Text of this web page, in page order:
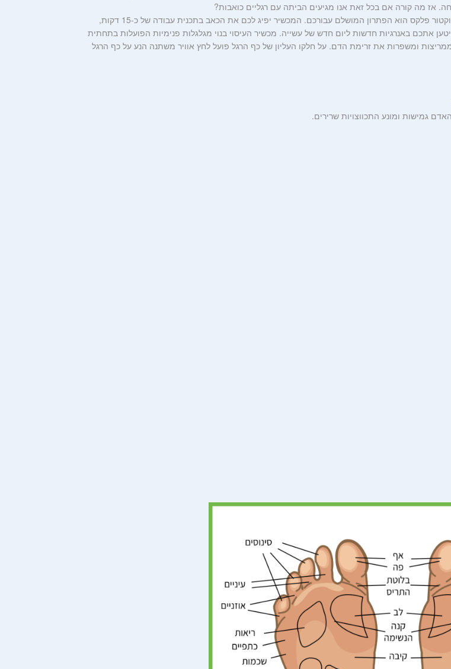
אז מה קורה אם בכל זאת אנו מגיעים הביתה עם רגליים כואבות?
מכשיר עיסוי לכפות הרגליים של מותג דוקטור פלקס הוא הפתרון המושלם עבורכם. המכשיר יפיג לכם את הכאב בתכנית עבודה של כ-15 דקות,
אתכם באנרגיות חדשות ליום חדש של עשייה. מכשיר העיסוי בנוי מגלגלות פנימיות הפועלות בתחתית
ומשפרות את זרימת הדם. על חלקו העליון של כף הרגל פועל לחץ אוויר משתנה הנע על כף הרגל
גמישות ומונע התכווצויות שרירים.